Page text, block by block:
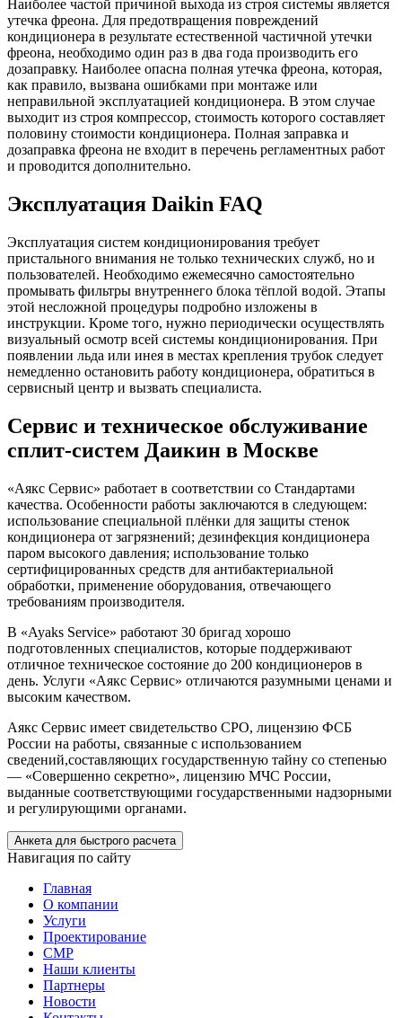
Наиболее частой причиной выхода из строя системы является
утечка фреона. Для предотвращения повреждений
кондиционера в результате естественной частичной утечки
фреона, необходимо один раз в два года производить его
дозаправку. Наиболее опасна полная утечка фреона, которая,
как правило, вызвана ошибками при монтаже или
неправильной эксплуатацией кондиционера. В этом случае
выходит из строя компрессор, стоимость которого составляет
половину стоимости кондиционера. Полная заправка и
дозаправка фреона не входит в перечень регламентных работ
и проводится дополнительно.
Эксплуатация Daikin FAQ
Эксплуатация систем кондиционирования требует
пристального внимания не только технических служб, но и
пользователей. Необходимо ежемесячно самостоятельно
промывать фильтры внутреннего блока тёплой водой. Этапы
этой несложной процедуры подробно изложены в
инструкции. Кроме того, нужно периодически осуществлять
визуальный осмотр всей системы кондиционирования. При
появлении льда или инея в местах крепления трубок следует
немедленно остановить работу кондиционера, обратиться в
сервисный центр и вызвать специалиста.
Сервис и техническое обслуживание
сплит-систем Даикин в Москве
«Аякс Сервис» работает в соответствии со Стандартами
качества. Особенности работы заключаются в следующем:
использование специальной плёнки для защиты стенок
кондиционера от загрязнений; дезинфекция кондиционера
паром высокого давления; использование только
сертифицированных средств для антибактериальной
обработки, применение оборудования, отвечающего
требованиям производителя.
В «Ayaks Service» работают 30 бригад хорошо
подготовленных специалистов, которые поддерживают
отличное техническое состояние до 200 кондиционеров в
день. Услуги «Аякс Сервис» отличаются разумными ценами и
высоким качеством.
Аякс Сервис имеет свидетельство СРО, лицензию ФСБ
России на работы, связанные с использованием
сведений,составляющих государственную тайну со степенью
— «Совершенно секретно», лицензию МЧС России,
выданные соответствующими государственными надзорными
и регулирующими органами.
Анкета для быстрого расчета
Навигация по сайту
Главная
О компании
Услуги
Проектирование
СМР
Наши клиенты
Партнеры
Новости